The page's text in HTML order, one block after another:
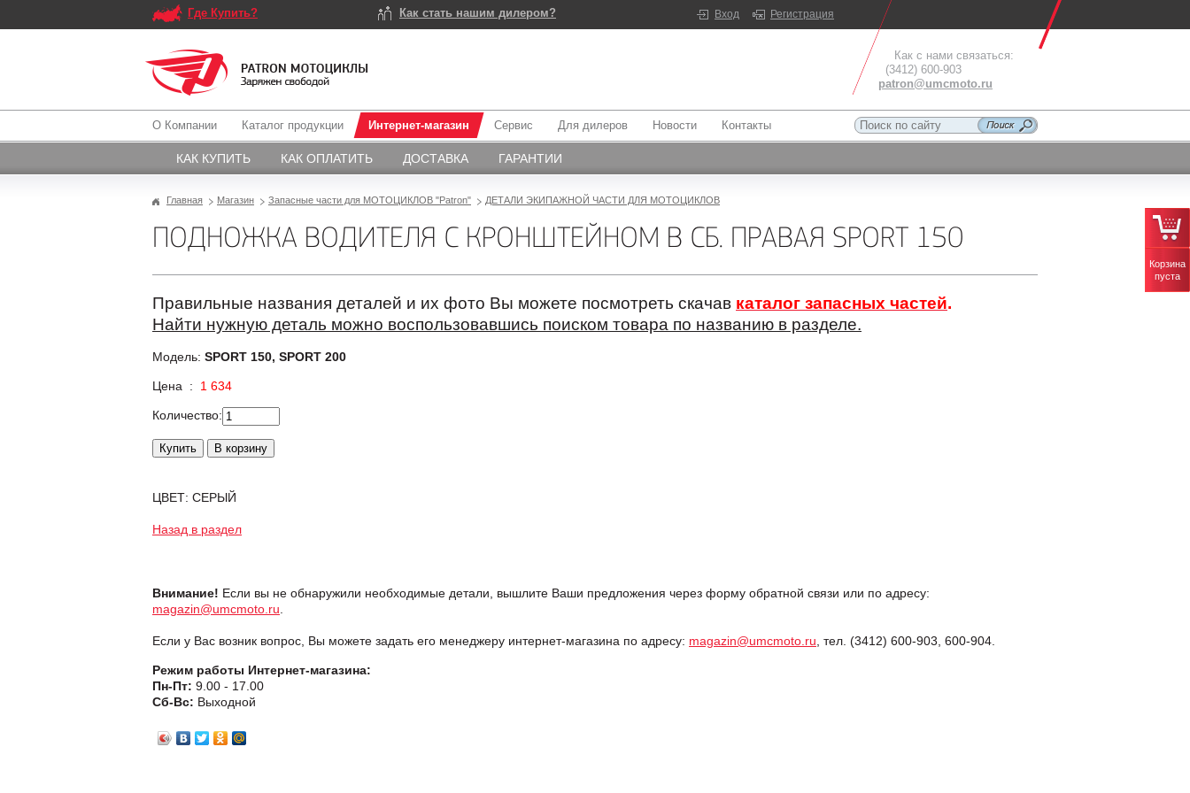
Вход Регистрация
Где Купить? Как стать нашим дилером?
Как с нами связаться:
(3412) 600-903
patron@umcmoto.ru
О Компании Каталог продукции Интернет-магазин
КАК КУПИТЬ КАК ОПЛАТИТЬ ДОСТАВКА ГАРАНТИИ
Сервис Для дилеров Новости Контакты
Корзина
пуста
Главная Магазин Запасные части для МОТОЦИКЛОВ "Patron" ДЕТАЛИ ЭКИПАЖНОЙ ЧАСТИ ДЛЯ МОТОЦИКЛОВ
ПОДНОЖКА ВОДИТЕЛЯ С КРОНШТЕЙНОМ В СБ. ПРАВАЯ SPORT 150
Правильные названия деталей и их фото Вы можете посмотреть скачав каталог запасных частей.
Найти нужную деталь можно воспользовавшись поиском товара по названию в разделе.
Модель: SPORT 150, SPORT 200
Цена : 1 634
Количество:
ЦВЕТ: СЕРЫЙ
Назад в раздел
Внимание! Если вы не обнаружили необходимые детали, вышлите Ваши предложения через форму обратной связи или по адресу:
magazin@umcmoto.ru
Если у Вас возник вопрос, Вы можете задать его менеджеру интернет-магазина по адресу: magazin@umcmoto.ru , тел. (3412) 600-903, 600-904.
Режим работы Интернет-магазина:
Пн-Пт: 9.00 - 17.00
Сб-Вс: Выходной